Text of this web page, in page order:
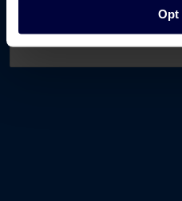
Opt